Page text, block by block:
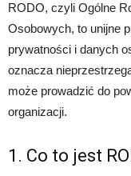
RODO, czyli Ogólne
Osobowych, to unijne
prywatności i danych
oznacza
może prowadzić do
organizacji.
1. Co to jest